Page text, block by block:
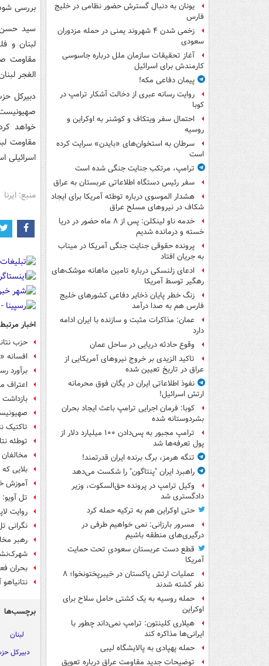
یونان به دنبال گسترش حضور نظامی در خلیج
فارس
زخمی شدن ۴ شهروند یمنی در حمله مزدوران
سعودی
آغاز تحقیقات سازمان ملل درباره جاسوسی
کارمندش برای اسرائیل
پیمان دفاعی مکه!
روایت رسانه عبری از دخالت آشکار ترامپ در
کوبا
احتمال سفر ویتکاف و کوشنر به اوکراین و
روسیه
سرطان به استخوان‌های «بایدن» سرایت کرده
است
ترامپ، مرتکب جنایت جنگی شده است
سفر رئیس دستگاه اطلاعاتی عربستان به عراق
هشدار الموسوی درباره توطئه آمریکا برای ایجاد
شکاف در نیروهای مسلح عراق
خدمه ناو لینکلن: پس از ۸ ماه حضور در دریا
خسته و درمانده‌ شدیم
پرونده حقوقی جنایت جنگی آمریکا در میناب
به جریان افتاد
ادعای زلنسکی درباره تامین ماهانه موشک‌های
رهگیر توسط آمریکا
زنگ خطر پایان ذخایر دفاعی کشورهای خلیج
فارس هم به صدا درآمد
عمان: مذاکرات مثبت و سازنده با ایران ادامه
دارد
وقوع حادثه دریایی در ساحل عمان
تاکید الزیدی بر خروج نیروهای آمریکایی از
عراق در تاریخ تعیین شده
نفوذ اطلاعاتی ایران در یگان فوق محرمانه
ارتش اسرائیل!
کوبا: فرمان اجرایی ترامپ باعث ایجاد بحران
بشردوستانه شده
ترامپ مجبور به پس‌دادن ۱۰۰ میلیارد دلار از
پول تعرفه‌ها شد
تنگه هرمز، برگ برنده ایران قدرتمند!
راهبرد ایران "پنتاگون" را شکست می‌دهد
وکیل ترامپ در پرونده حق‌السکوت، وزیر
دادگستری شد
حتی اوکراین هم به ترکیه حمله کرد
مسرور بارزانی: نمی خواهیم طرفی در
درگیری‌های منطقه باشیم
قطع دست عربستان سعودیِ تحت حمایت
آمریکا
عملیات ارتش پاکستان در خیبرپختونخوا؛ ۸
نفر کشته شدند
حمله روسیه به یک کشتی حامل سلاح برای
اوکراین
هیلاری کلینتون: ترامپ نمی‌داند چطور با
ایرانی‌ها مذاکره کند
حمله پهپادی به پالایشگاه لیبی
توضیحات جدید مقاومت عراق درباره تعویق
بررسی
سید حسن
لبنان و
مقاومت
الغجر
دبیرکل
خواهد
مقاومت
اسرائیلی
منبع: ایرنا
اخبار مرتبط
حزب
افسانه
برآورد
اعتراف
تاکتیک
توطئه
بلایی
آموزش
تل آویو: ۱۳۰ هزار موشک حزب الله، اسرائیل را تهدید می‌کند
روایت
نگرانی
رهبر
بحران
برچسب‌ها
لبنان
دبیرکل